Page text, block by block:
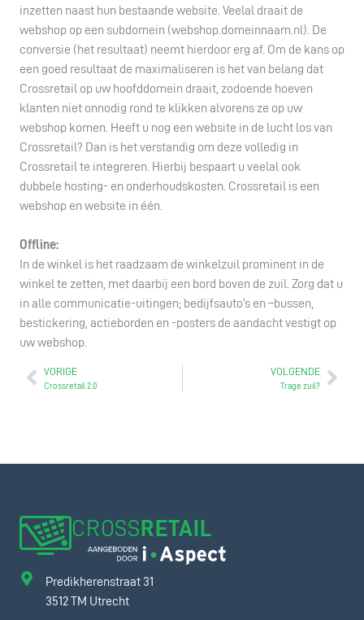
inzetten naast hun bestaande website. Veelal draait de
webshop op een subdomein (webshop.domeinnaam.nl). De
conversie (het resultaat) neemt hierdoor erg af. Om de kans op
een goed resultaat de maximaliseren is het van belang dat
Crossretail op uw hoofddomein draait, zodoende hoeven
klanten niet onnodig rond te klikken alvorens ze op uw
webshop komen. Heeft u nog een website in de lucht los van
Crossretail? Dan is het verstandig om deze volledig in
Crossretail te integreren. Hierbij bespaart u veelal ook
dubbele hosting- en onderhoudskosten. Crossretail is een
webshop en website in één.
Offline:
In de winkel is het raadzaam de winkelzuil prominent in de
winkel te zetten, met daarbij een bord boven de zuil. Zorg dat u
in alle communicatie-uitingen; bedijfsauto’s en –bussen,
bestickering, actieborden en -posters de aandacht vestigt op
uw webshop.
VORIGE
Crossretail 2.0
VOLGENDE
Trage zuil?
CROSSRETAIL
Predikherenstraat 31
3512 TM Utrecht